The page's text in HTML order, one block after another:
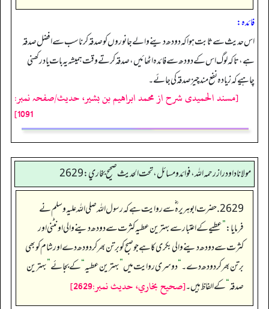
فائدہ:
اس حدیث سے ثابت ہوا کہ دودھ دینے والے جانوروں کو صدقہ کرنا سب سے افضل صدقہ
ہے، تا کہ لوگ اس کے دودھ سے فائدہ اٹھائیں، صدقہ کرتے وقت ہمیشہ یہ بات یاد رکھنی
چاہیے کہ زیادہ نفع مند چیز صدقہ کی جائے۔
[مسند الحمیدی شرح از محمد ابراهيم بن بشير، حدیث/صفحہ نمبر:
1091]
مولانا داود راز رحمه الله، فوائد و مسائل، تحت الحديث صحيح بخاري: 2629
2629. حضرت ابو ہریرہ ؓ سے روایت ہے کہ رسول اللہ صلی اللہ علیہ وسلم نے
فرمایا:”عطیے کے اعتبار سے بہترین عطیہ کثرت سے دودھ دینے والی اونٹنی اور
کثرت سے دودھ دینے والی بکری کا ہےجو صبح کو برتن بھر کر دودھ دے اور شام کو بھی
برتن بھر کر دودھ دے۔“دوسری روایت میں”بہترین عطیہ“کے بجائے”بہترین
صدقہ“کے الفاظ ہیں۔[صحيح بخاري، حديث نمبر:2629]